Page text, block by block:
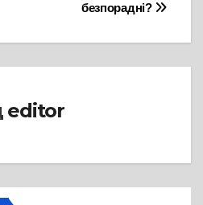
безпорадні?
editor